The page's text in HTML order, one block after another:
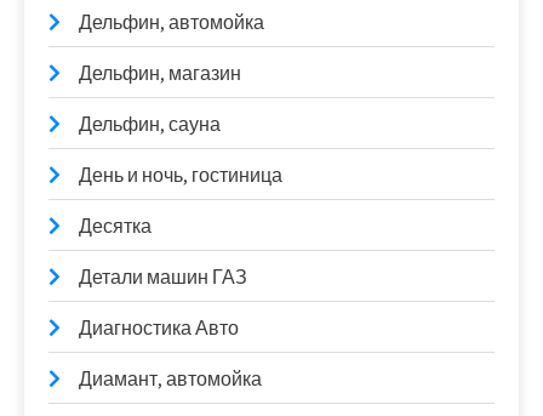
Дельфин, автомойка
Дельфин, магазин
Дельфин, сауна
День и ночь, гостиница
Десятка
Детали машин ГАЗ
Диагностика Авто
Диамант, автомойка